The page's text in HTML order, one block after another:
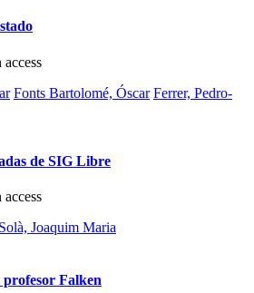
Fonts Bartolomé, Óscar Ferrer, Pedro-
de SIG Libre
Joaquim Maria
Falken